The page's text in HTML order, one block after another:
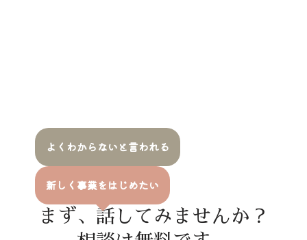
よくわからないと言われる
新しく事業をはじめたい
まず、話してみませんか？